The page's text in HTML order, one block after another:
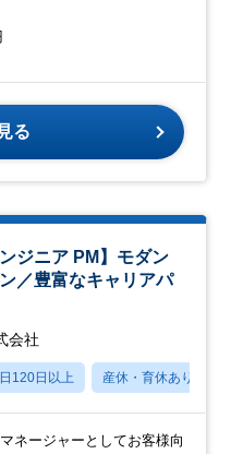
る
ジニア PM】モダン
／豊富なキャリアパ
会社
120日以上 産休・育休あり
ネージャーとしてお客様向